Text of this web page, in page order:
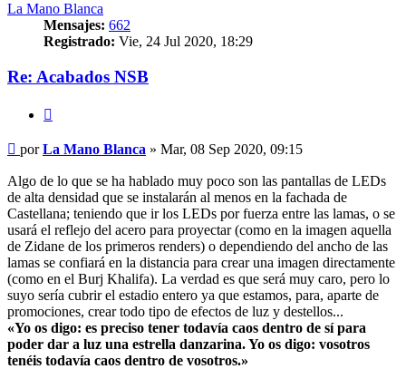
La Mano Blanca
Mensajes: 662
Registrado: Vie, 24 Jul 2020, 18:29
Re: Acabados NSB
Mensaje
porLa Mano Blanca » Mar, 08 Sep 2020, 09:15
Algo de lo que se ha hablado muy poco son las pantallas de LEDs
de alta densidad que se instalarán al menos en la fachada de
Castellana; teniendo que ir los LEDs por fuerza entre las lamas, o se
usará el reflejo del acero para proyectar (como en la imagen aquella
de Zidane de los primeros renders) o dependiendo del ancho de las
lamas se confiará en la distancia para crear una imagen directamente
(como en el Burj Khalifa). La verdad es que será muy caro, pero lo
suyo sería cubrir el estadio entero ya que estamos, para, aparte de
promociones, crear todo tipo de efectos de luz y destellos...
«Yo os digo: es preciso tener todavía caos dentro de sí para
poder dar a luz una estrella danzarina. Yo os digo: vosotros
tenéis todavía caos dentro de vosotros.»